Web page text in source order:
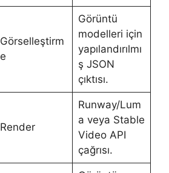
Görselleştirm
e
Görüntü
modelleri için
yapılandırılmı
ş JSON
çıktısı.
Render
Runway/Lum
a veya Stable
Video API
çağrısı.